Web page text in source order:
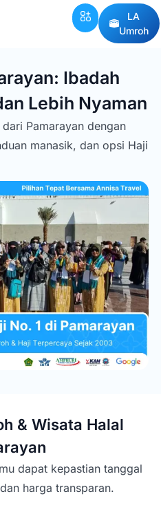
LA
Umroh
Ibadah
Lebih Nyaman
Pamarayan dengan
manasik, dan opsi Haji
& Wisata Halal
dapat kepastian tanggal
harga transparan.